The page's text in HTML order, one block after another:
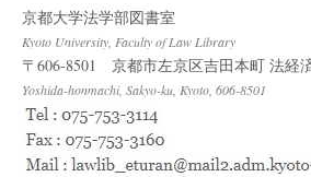
京都大学法学部図書室
Kyoto University, Faculty of Law Library
〒606-8501 京都市左京区吉田本町 法経
Yoshida-honmachi, Sakyo-ku, Kyoto, 606-8501